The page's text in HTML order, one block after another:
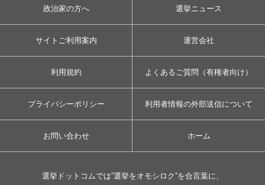
政治家の方へ 選挙ニュース
サイトご利用案内 運営会社
利用規約 よくあるご質問（有権者向け）
プライバシーポリシー 利用者情報の外部送信について
お問い合わせ ホーム
選挙ドットコムでは”選挙をオモシロク”を合言葉に、